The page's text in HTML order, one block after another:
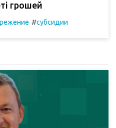
грошей
#субсидии